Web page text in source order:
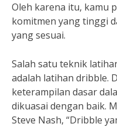
Oleh karena itu, kamu
komitmen yang tinggi
yang sesuai.
Salah satu teknik
adalah latihan dribble.
keterampilan dasar
dikuasai dengan baik.
Steve Nash, “Dribble